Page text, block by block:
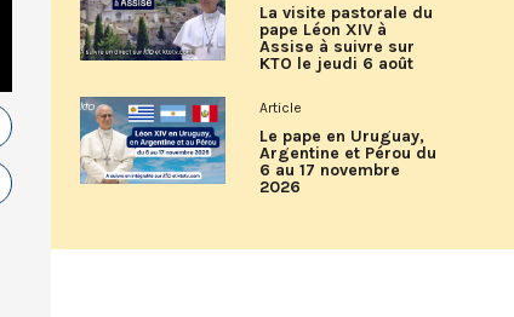
La visite pastorale du
pape Léon XIV à
Assise à suivre sur
KTO le jeudi 6 août
Article
Le pape en Uruguay,
Argentine et Pérou du
6 au 17 novembre
2026